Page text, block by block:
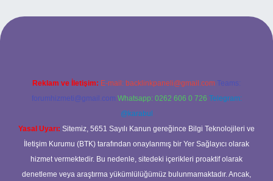
Reklam ve İletişim: E-mail: backlinkpaneli@gmail.com Teams:
forumhizmeti@gmail.com Whatsapp: 0262 606 0 726 Telegram:
@karabul
Yasal Uyarı: Sitemiz, 5651 Sayılı Kanun gereğince Bilgi Teknolojileri ve
İletişim Kurumu (BTK) tarafından onaylanmış bir Yer Sağlayıcı olarak
hizmet vermektedir. Bu nedenle, sitedeki içerikleri proaktif olarak
denetleme veya araştırma yükümlülüğümüz bulunmamaktadır. Ancak,